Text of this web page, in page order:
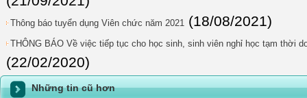
Thông báo tuyển dụng Viên chức năm 2021 (18/08/2021)
THÔNG BÁO Về việc tiếp tục cho học sinh, sinh viên nghỉ học tạm thời
(22/02/2020)
Những tin cũ hơn